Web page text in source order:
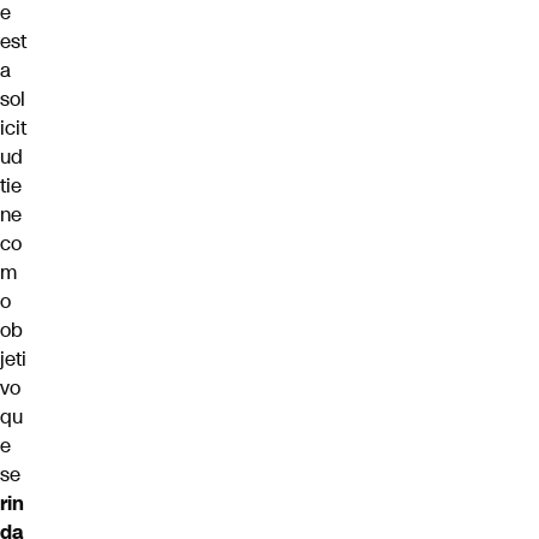
e
est
a
sol
icit
ud
tie
ne
co
m
o
ob
jeti
vo
qu
e
se
rin
da